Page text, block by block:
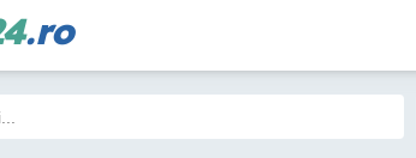
.ro
Toate
1